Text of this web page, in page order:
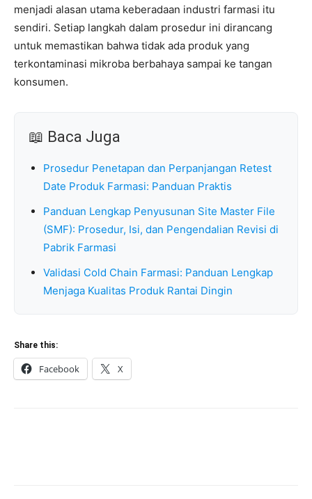
menjadi alasan utama keberadaan industri farmasi itu
sendiri. Setiap langkah dalam prosedur ini dirancang
untuk memastikan bahwa tidak ada produk yang
terkontaminasi mikroba berbahaya sampai ke tangan
konsumen.
📖 Baca Juga
Prosedur Penetapan dan Perpanjangan Retest
Date Produk Farmasi: Panduan Praktis
Panduan Lengkap Penyusunan Site Master File
(SMF): Prosedur, Isi, dan Pengendalian Revisi di
Pabrik Farmasi
Validasi Cold Chain Farmasi: Panduan Lengkap
Menjaga Kualitas Produk Rantai Dingin
Share this:
Facebook X